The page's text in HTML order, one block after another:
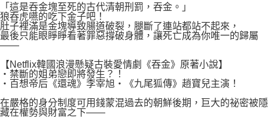
恩沛科技股份有限公司將有權停止該用戶之使用額度並採取法律行動。
「這是吞金塊至死的古代清朝刑罰，吞金。」
狼吞虎嚥的吃下金子吧！
肚子裡滿是金塊導致腸道破裂，腿斷了連站都站不起來，
最後只能眼睜睜看著罪惡撐破身體，讓死亡成為你唯一的歸屬
——
【Netflix韓國浪漫懸疑古裝愛情劇《吞金》原著小說】
‧禁斷的姐弟戀即將發生？！
‧百想帝后《還魂》李宰旭‧《九尾狐傳》趙寶兒主演！
在嚴格的身分制度可用錢蒙混過去的朝鮮後期，巨大的祕密被隱
藏在權勢與財富之下——